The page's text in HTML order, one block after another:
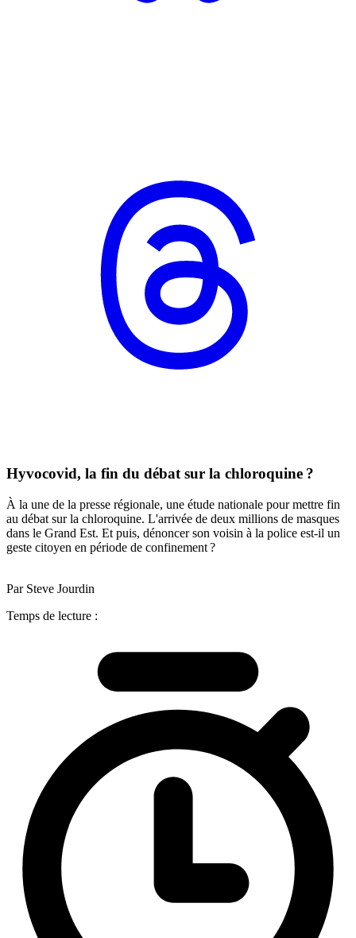
Hyvocovid, la fin du débat sur la chloroquine ?
À la une de la presse régionale, une étude nationale pour mettre fin
au débat sur la chloroquine. L'arrivée de deux millions de masques
dans le Grand Est. Et puis, dénoncer son voisin à la police est-il un
geste citoyen en période de confinement ?
Par Steve Jourdin
Temps de lecture :